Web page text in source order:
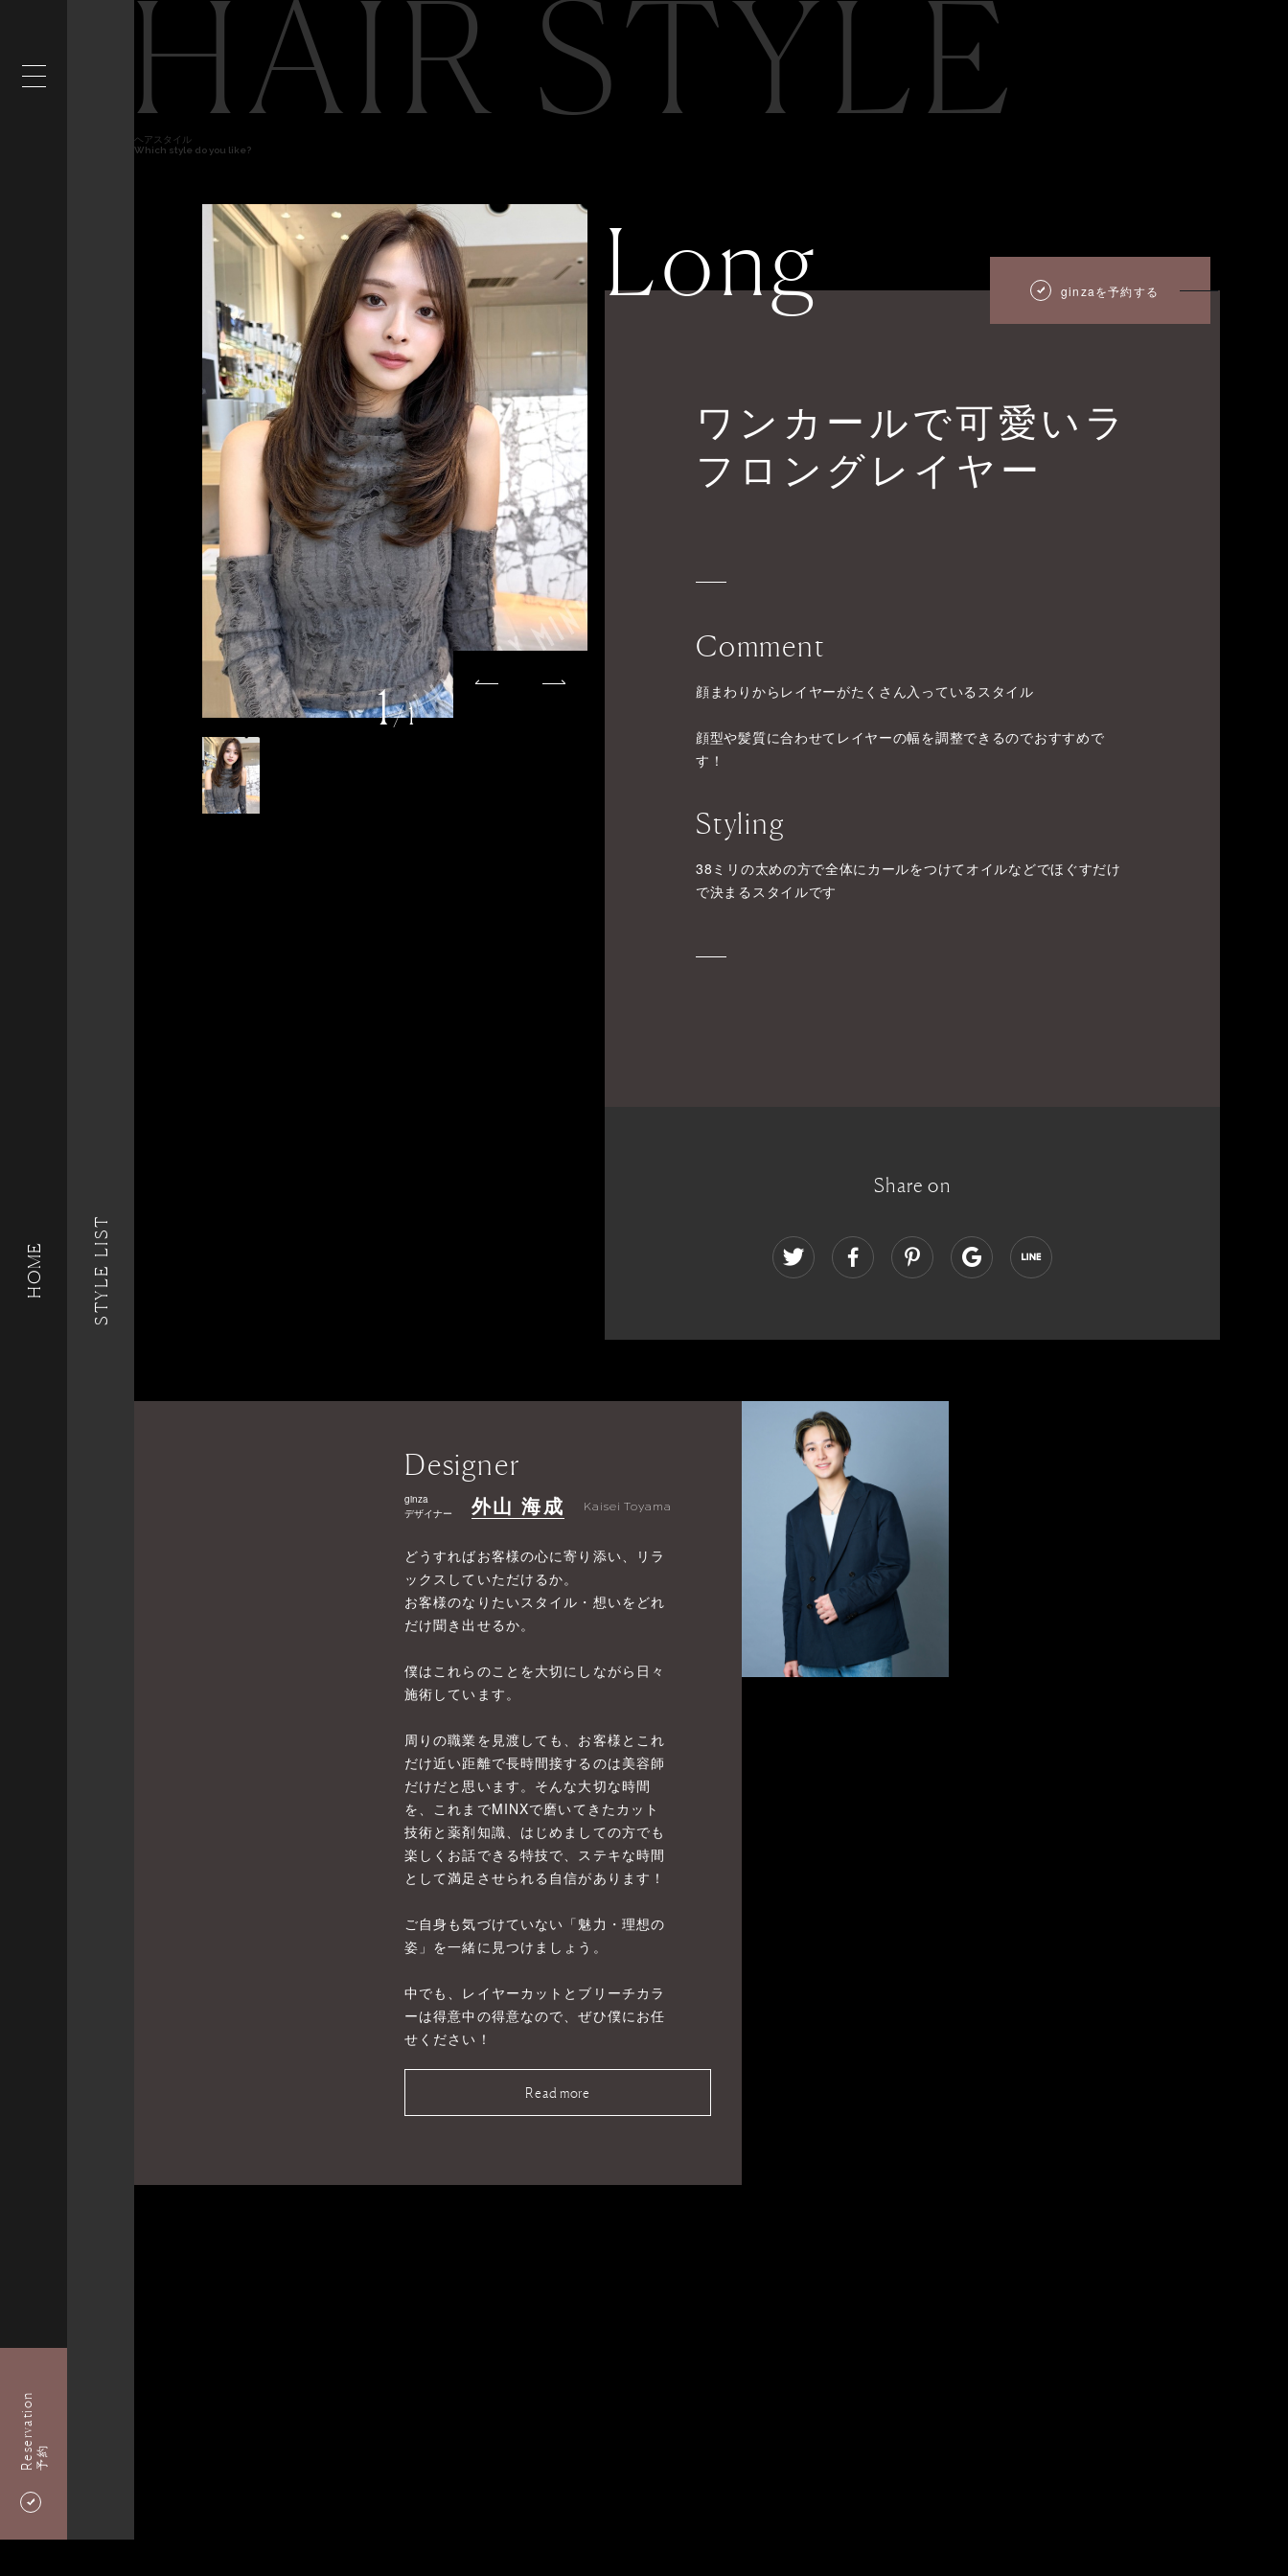
HOME
Reservation予約
STYLE LIST
HAIR STYLE
ヘアスタイル
Which style do you like?
1/1
Long ginzaを予約する
ワンカールで可愛いラ
フロングレイヤー
Comment
顔まわりからレイヤーがたくさん入っているスタイル
顔型や髪質に合わせてレイヤーの幅を調整できるのでおすすめで
す！
Styling
38ミリの太めの方で全体にカールをつけてオイルなどでほぐすだけ
で決まるスタイルです
Share on
Designer
ginza
デザイナー
外山 海成 Kaisei Toyama
どうすればお客様の心に寄り添い、リラ
ックスしていただけるか。
お客様のなりたいスタイル・想いをどれ
だけ聞き出せるか。
僕はこれらのことを大切にしながら日々
施術しています。
周りの職業を見渡しても、お客様とこれ
だけ近い距離で長時間接するのは美容師
だけだと思います。そんな大切な時間
を、これまでMINXで磨いてきたカット
技術と薬剤知識、はじめましての方でも
楽しくお話できる特技で、ステキな時間
として満足させられる自信があります！
ご自身も気づけていない「魅力・理想の
姿」を一緒に見つけましょう。
中でも、レイヤーカットとブリーチカラ
ーは得意中の得意なので、ぜひ僕にお任
せください！
Read more